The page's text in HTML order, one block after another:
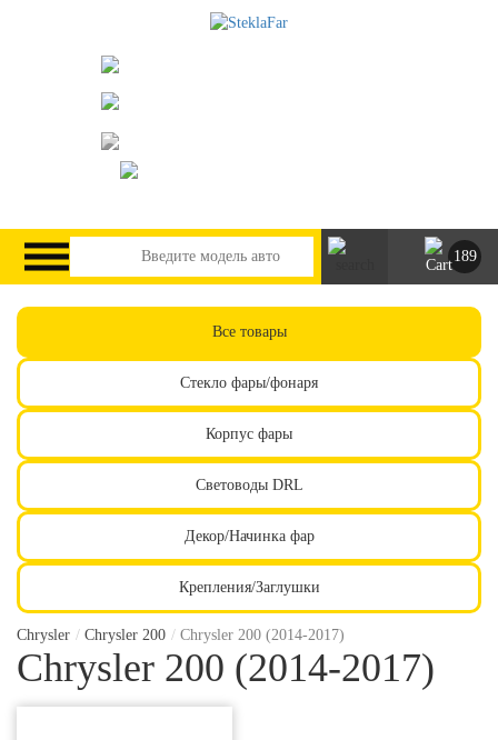
189
Все товары
Стекло фары/фонаря
Корпус фары
Световоды DRL
Декор/Начинка фар
Крепления/Заглушки
Chrysler / Chrysler 200 / Chrysler 200 (2014-2017)
Chrysler 200 (2014-2017)